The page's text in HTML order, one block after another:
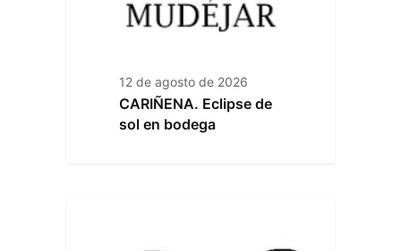
12 de agosto de 2026
CARIÑENA. Eclipse de
sol en bodega